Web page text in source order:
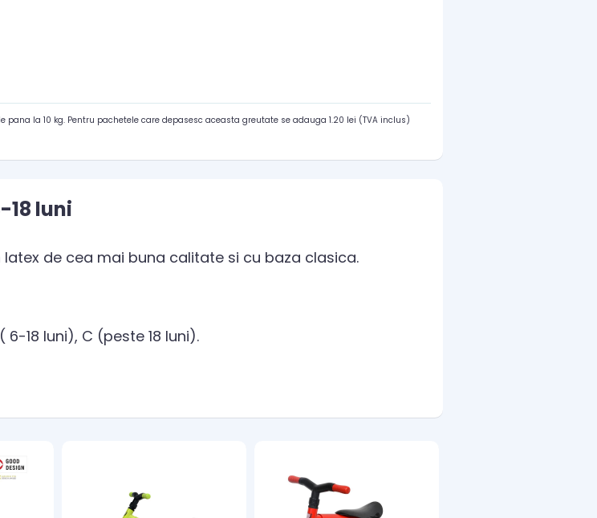
la 10 kg. Pentru pachetele care depasesc aceasta greutate se adauga 1.20 lei (TVA inclus)
18 luni
de cea mai buna calitate si cu baza clasica.
18 luni), C (peste 18 luni).